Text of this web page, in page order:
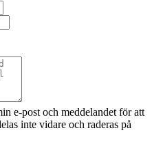
e-post och meddelandet för att
inte vidare och raderas på